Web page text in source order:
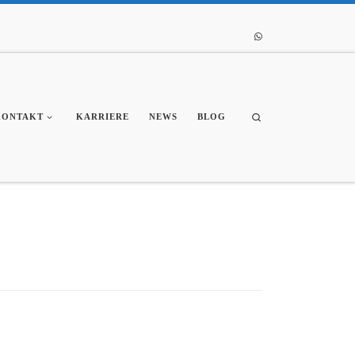
KARRIERE NEWS BLOG